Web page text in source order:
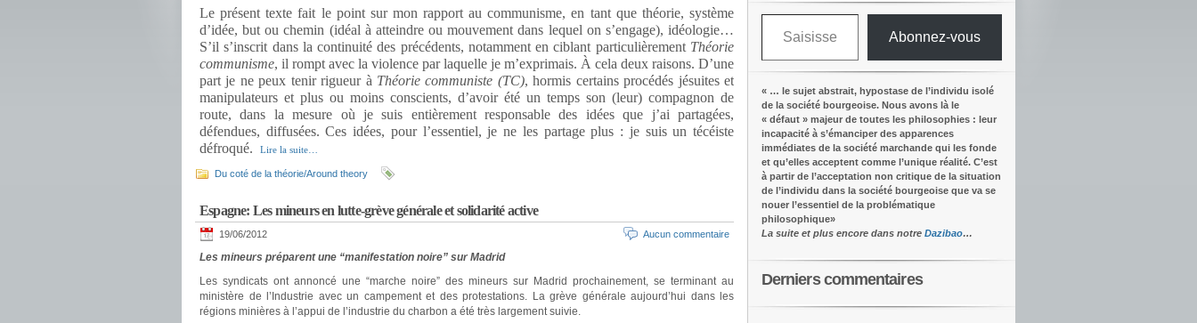
Le présent texte fait le point sur mon rapport au communisme, en tant que théorie, système
d’idée, but ou chemin (idéal à atteindre ou mouvement dans lequel on s’engage), idéologie…
S’il s’inscrit dans la continuité des précédents, notamment en ciblant particulièrement Théorie
communisme, il rompt avec la violence par laquelle je m’exprimais. À cela deux raisons. D’une
part je ne peux tenir rigueur à Théorie communiste (TC), hormis certains procédés jésuites et
manipulateurs et plus ou moins conscients, d’avoir été un temps son (leur) compagnon de
route, dans la mesure où je suis entièrement responsable des idées que j’ai partagées,
défendues, diffusées. Ces idées, pour l’essentiel, je ne les partage plus : je suis un técéiste
défroqué.
Lire la suite…
Du coté de la théorie/Around theory
Espagne: Les mineurs en lutte-grève générale et solidarité active
19/06/2012 Aucun commentaire
Les mineurs préparent une “manifestation noire” sur Madrid
Les syndicats ont annoncé une “marche noire” des mineurs sur Madrid prochainement, se terminant au
ministère de l’Industrie avec un campement et des protestations. La grève générale aujourd’hui dans les
régions minières à l’appui de l’industrie du charbon a été très largement suivie.
Saisissez votre adresse e-mail…
Abonnez-vous
« … le sujet abstrait, hypostase de l’individu isolé
de la société bourgeoise. Nous avons là le
« défaut » majeur de toutes les philosophies : leur
incapacité à s’émanciper des apparences
immédiates de la société marchande qui les fonde
et qu’elles acceptent comme l’unique réalité. C’est
à partir de l’acceptation non critique de la situation
de l’individu dans la société bourgeoise que va se
nouer l’essentiel de la problématique
philosophique»
La suite et plus encore dans notre Dazibao…
Derniers commentaires